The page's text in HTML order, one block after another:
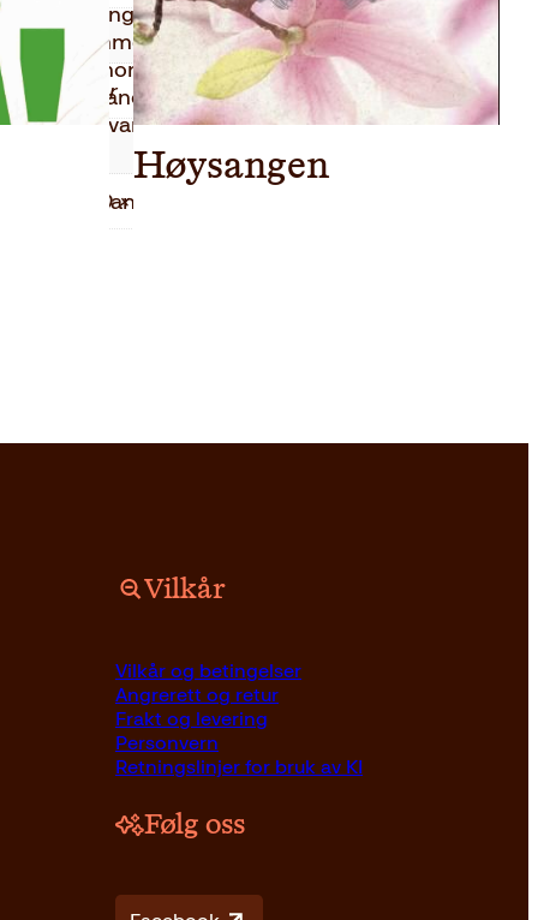
alle: gjengledere, frustrerte politifolk,
ungdommer han møter på t-banen.
i norsk politisk debatt – en bok for alle
og landet vårt er på vei. Som Jan Bøhler
det. Ansvaret. Dette er mine folk, og de folka
gjenklang, en sterk stemme fra Dalen.»
× 14.20 × 21.60 cm
Høysangen
Vilkår
Vilkår og betingelser
Angrerett og retur
Frakt og levering
Personvern
Retningslinjer for bruk av KI
Følg oss